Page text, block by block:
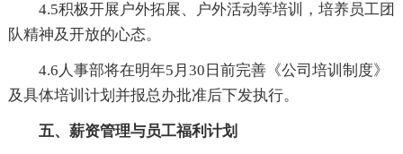
4.5积极开展户外拓展、户外活动等培训，培养员工团
队精神及开放的心态。
4.6人事部将在明年5月30日前完善《公司培训制度》
及具体培训计划并报总办批准后下发执行。
五、薪资管理与员工福利计划